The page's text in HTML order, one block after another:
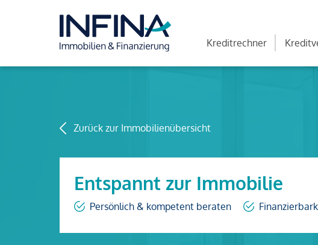
Kreditrechner
Zurück zur Immobilienübersicht
Entspannt zur Immobilie
Persönlich & kompetent beraten